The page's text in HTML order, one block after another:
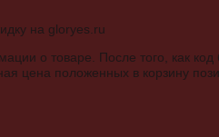
о товаре. После того, как код
цена положенных в корзину